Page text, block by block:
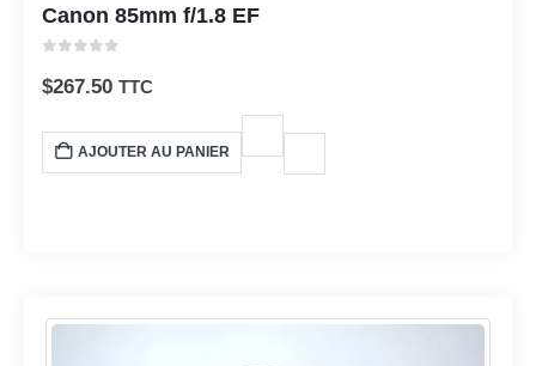
Canon 85mm f/1.8 EF
$267.50 TTC
AJOUTER AU PANIER